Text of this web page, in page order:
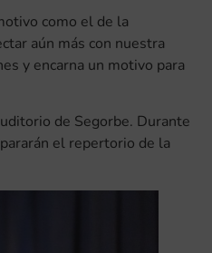
como el de la
aún más con nuestra
y encarna un motivo para
de Segorbe. Durante
el repertorio de la